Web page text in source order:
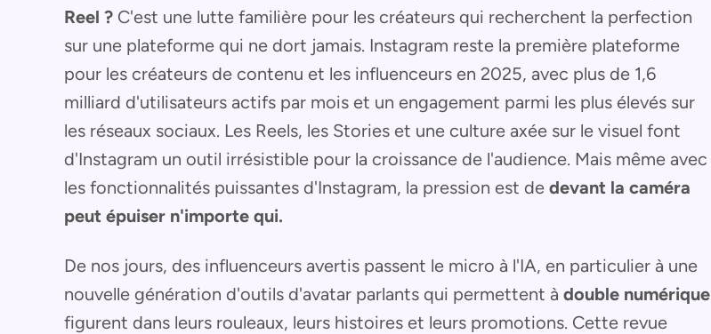
Reel ? C'est une lutte familière pour les créateurs qui recherchent la perfection
sur une plateforme qui ne dort jamais. Instagram reste la première plateforme
pour les créateurs de contenu et les influenceurs en 2025, avec plus de 1,6
milliard d'utilisateurs actifs par mois et un engagement parmi les plus élevés sur
les réseaux sociaux. Les Reels, les Stories et une culture axée sur le visuel font
d'Instagram un outil irrésistible pour la croissance de l'audience. Mais même avec
les fonctionnalités puissantes d'Instagram, la pression est de devant la caméra
peut épuiser n'importe qui.
De nos jours, des influenceurs avertis passent le micro à l'IA, en particulier à une
nouvelle génération d'outils d'avatar parlants qui permettent à double numérique
figurent dans leurs rouleaux, leurs histoires et leurs promotions. Cette revue